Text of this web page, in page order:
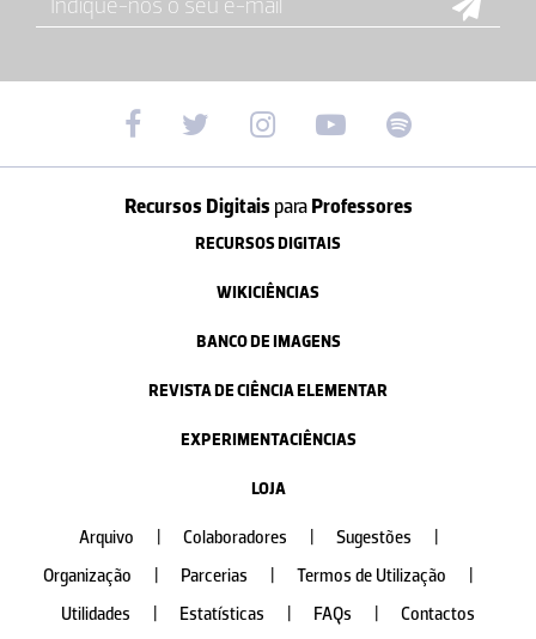
Recursos Digitais paraProfessores
RECURSOS DIGITAIS
WIKICIÊNCIAS
BANCO DE IMAGENS
REVISTA DE CIÊNCIA ELEMENTAR
EXPERIMENTACIÊNCIAS
LOJA
Arquivo Colaboradores Sugestões
Organização
Parcerias Termos de Utilização
Utilidades
Estatísticas FAQs Contactos